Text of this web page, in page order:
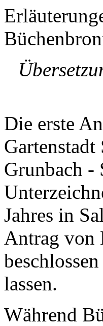
Die erste
Grunbach -
Jahres in
Antrag von
lassen.
Während